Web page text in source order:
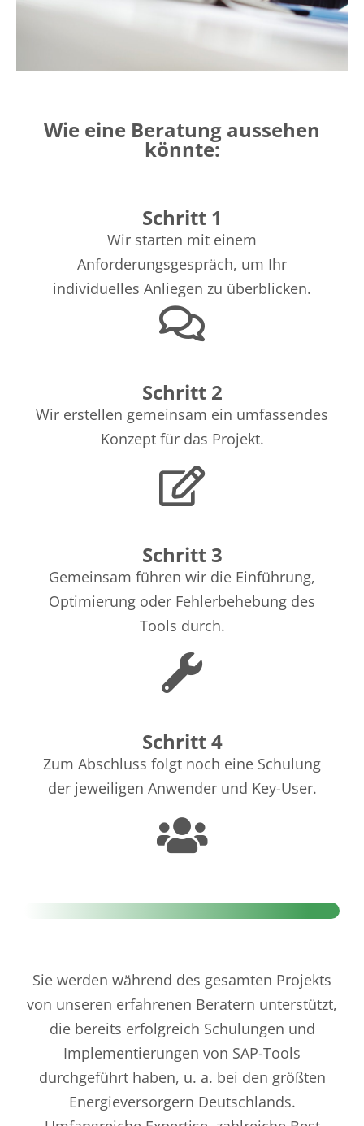
Wie eine Beratung aussehen
könnte:
Schritt 1
Wir starten mit einem
Anforderungsgespräch, um Ihr
individuelles Anliegen zu überblicken.
Schritt 2
Wir erstellen gemeinsam ein umfassendes
Konzept für das Projekt.
Schritt 3
Gemeinsam führen wir die Einführung,
Optimierung oder Fehlerbehebung des
Tools durch.
Schritt 4
Zum Abschluss folgt noch eine Schulung
der jeweiligen Anwender und Key-User.
Sie werden während des gesamten Projekts
von unseren erfahrenen Beratern unterstützt,
die bereits erfolgreich Schulungen und
Implementierungen von SAP-Tools
durchgeführt haben, u. a. bei den größten
Energieversorgern Deutschlands.